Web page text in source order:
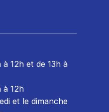
12h et de 13h à
à 12h
et le dimanche